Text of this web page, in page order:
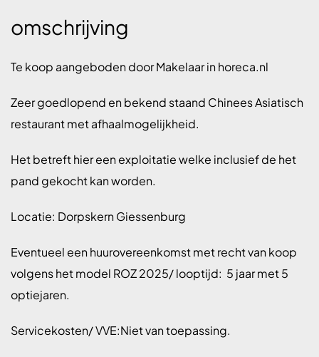
omschrijving
Te koop aangeboden door Makelaar in horeca.nl
Zeer goedlopend en bekend staand Chinees Asiatisch
restaurant met afhaalmogelijkheid.
Het betreft hier een exploitatie welke inclusief de het
pand gekocht kan worden.
Locatie: Dorpskern Giessenburg
Eventueel een huurovereenkomst met recht van koop
volgens het model ROZ 2025/ looptijd: 5 jaar met 5
optiejaren.
Servicekosten/ VVE:Niet van toepassing.